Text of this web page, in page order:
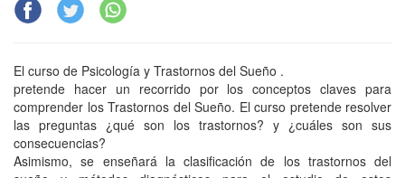
El curso de Psicología y Trastornos del Sueño .
pretende hacer un recorrido por los conceptos claves para
comprender los Trastornos del Sueño. El curso pretende resolver
las preguntas ¿qué son los trastornos? y ¿cuáles son sus
consecuencias?
Asimismo, se enseñará la clasificación de los trastornos del